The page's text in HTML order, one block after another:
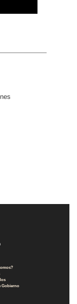
Gobierno